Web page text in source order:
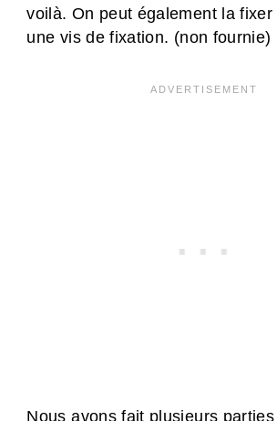
voilà. On peut également la
une vis de fixation. (non fournie)
Nous avons fait plusieurs